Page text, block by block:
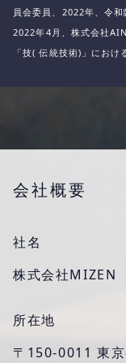
員会委員、2022年、令和
2022年4月、株式会社
「技( 伝統技術)」におけ
会社概要
社名
株式会社MIZEN
所在地
〒150-0011 東